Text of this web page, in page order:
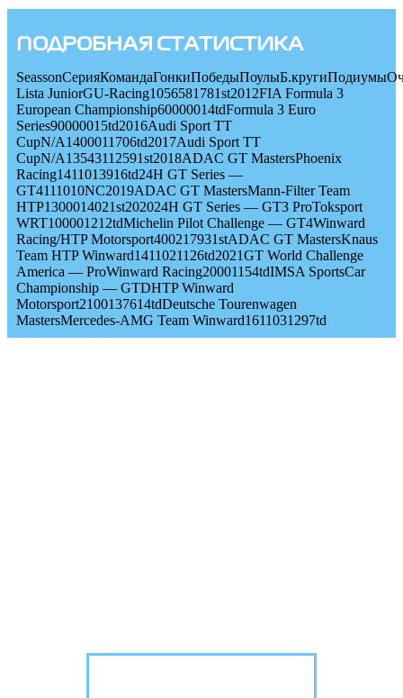
ПОДРОБНАЯ СТАТИСТИКА
Lista JuniorGU-Racing1056581781st2012FIA Formula 3
European Championship60000014tdFormula 3 Euro
Series90000015td2016Audi Sport TT
CupN/A1400011706td2017Audi Sport TT
CupN/A13543112591st2018ADAC GT MastersPhoenix
Racing1411013916td24H GT Series —
GT4111010NC2019ADAC GT MastersMann-Filter Team
HTP1300014021st202024H GT Series — GT3 ProToksport
WRT100001212tdMichelin Pilot Challenge — GT4Winward
Racing/HTP Motorsport400217931stADAC GT MastersKnaus
Team HTP Winward1411021126td2021GT World Challenge
America — ProWinward Racing20001154tdIMSA SportsCar
Championship — GTDHTP Winward
Motorsport2100137614tdDeutsche Tourenwagen
MastersMercedes-AMG Team Winward1611031297td